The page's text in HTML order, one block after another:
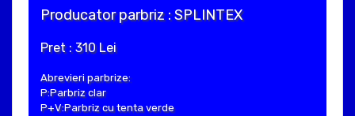
Producator parbriz : SPLINTEX
Pret : 310 Lei
Abrevieri parbrize:
P:Parbriz clar
P+V:Parbriz cu tenta verde